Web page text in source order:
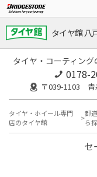
タイヤ館 八
タイヤ・コーティン
0178-
〒039-1103 青
タイヤ・ホイール専門
店のタイヤ館
都
ら
セ